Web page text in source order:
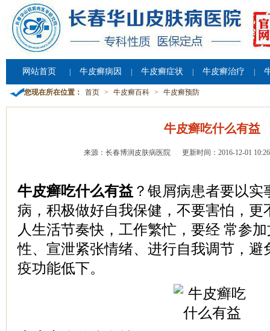
网站首页 牛皮癣病因 牛皮癣症状 牛皮癣治疗
您现在所在位置： 首页 > 牛皮癣百科 > 牛皮癣预防
牛皮癣吃什么有益
来源：长春博润皮肤病医院 更新时间：2016-12-01
牛皮癣吃什么有益 ？银屑病患者要以
病，积极做好自我保健，不要害怕，更
人生活节奏快，工作繁忙，要经 常参
性、宣泄紧张情绪、进行自我调节，避
疫功能低下。